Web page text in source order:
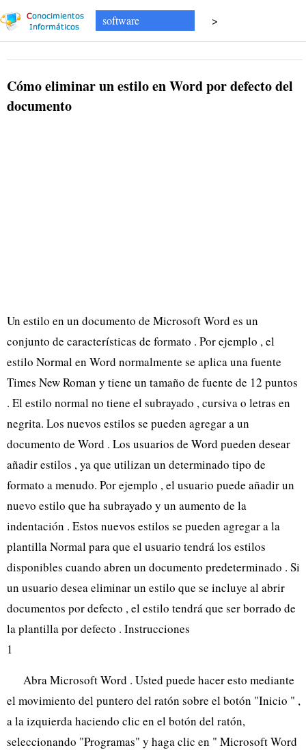
software
>
Software de Procesamiento de Texto
Cómo eliminar un estilo en Word por defecto del
documento
Un estilo en un documento de Microsoft Word es un
conjunto de características de formato . Por ejemplo , el
estilo Normal en Word normalmente se aplica una fuente
Times New Roman y tiene un tamaño de fuente de 12 puntos
. El estilo normal no tiene el subrayado , cursiva o letras en
negrita. Los nuevos estilos se pueden agregar a un
documento de Word . Los usuarios de Word pueden desear
añadir estilos , ya que utilizan un determinado tipo de
formato a menudo. Por ejemplo , el usuario puede añadir un
nuevo estilo que ha subrayado y un aumento de la
indentación . Estos nuevos estilos se pueden agregar a la
plantilla Normal para que el usuario tendrá los estilos
disponibles cuando abren un documento predeterminado . Si
un usuario desea eliminar un estilo que se incluye al abrir
documentos por defecto , el estilo tendrá que ser borrado de
la plantilla por defecto . Instrucciones
1
Abra Microsoft Word . Usted puede hacer esto mediante
el movimiento del puntero del ratón sobre el botón "Inicio " ,
a la izquierda haciendo clic en el botón del ratón,
seleccionando "Programas" y haga clic en " Microsoft Word